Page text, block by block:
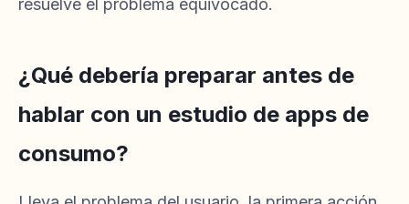
resuelve el problema equivocado.
¿Qué debería preparar antes de
hablar con un estudio de apps de
consumo?